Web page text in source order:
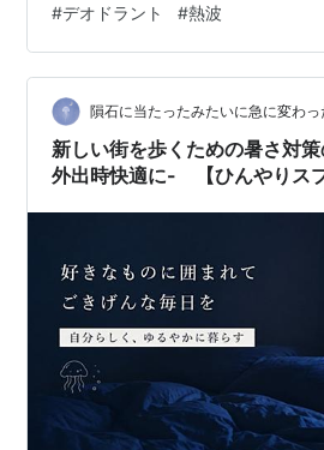
た。 ヨーロッパはエアコン普及率
20％、東京は91% 日本はデオドラ
なく、汗をかいたら汗拭きシート
普及率が高いので基本的に汗をかか
拭けばいい。 デオドラントで1日中
あんま使ったことがないけ…
#デオドラント #熱波
隕石に当たったみたいに急に変わっ
新しい街を歩くための暑さ対
外出時快適に- 【ひんやりス